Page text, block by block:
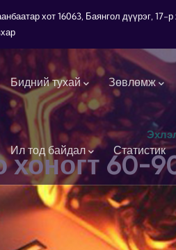
хот 16063, Баянгол дүүрэг,
Main navigation
Бидний тухай Зөвлөмж
Ил тод байдал Статистик
хоногт 60-